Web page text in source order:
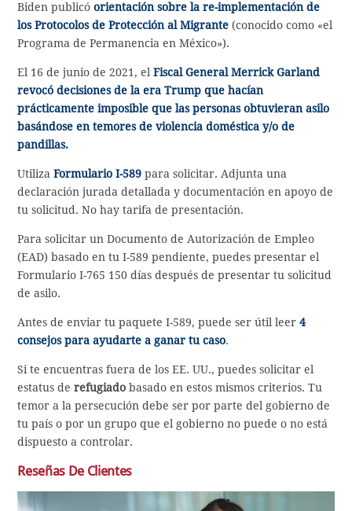
Biden publicóorientación sobre la re-implementación de
los Protocolos de Protección al Migrante (conocido como «el
Programa de Permanencia en México»).
El 16 de junio de 2021, elFiscal General Merrick Garland
revocó decisiones de la era Trump que hacían
prácticamente imposible que las personas obtuvieran asilo
basándose en temores de violencia doméstica y/o de
pandillas.
UtilizaFormulario I-589 para solicitar. Adjunta una
declaración jurada detallada y documentación en apoyo de
tu solicitud. No hay tarifa de presentación.
Para solicitar un Documento de Autorización de Empleo
(EAD) basado en tu I-589 pendiente, puedes presentar el
Formulario I-765 150 días después de presentar tu solicitud
de asilo.
Antes de enviar tu paquete I-589, puede ser útil leer4
consejos para ayudarte a ganar tu caso.
Si te encuentras fuera de los EE. UU., puedes solicitar el
estatus derefugiado basado en estos mismos criterios. Tu
temor a la persecución debe ser por parte del gobierno de
tu país o por un grupo que el gobierno no puede o no está
dispuesto a controlar.
Reseñas De Clientes